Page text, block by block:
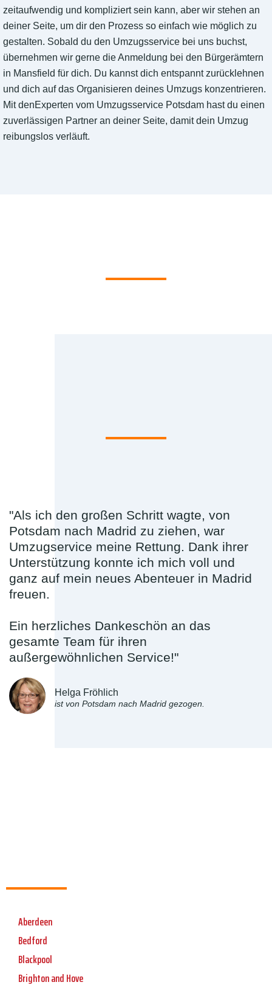
zeitaufwendig und kompliziert sein kann, aber wir stehen an
deiner Seite, um dir den Prozess so einfach wie möglich zu
gestalten. Sobald du den Umzugsservice bei uns buchst,
übernehmen wir gerne die Anmeldung bei den Bürgerämtern
in Mansfield für dich. Du kannst dich entspannt zurücklehnen
und dich auf das Organisieren deines Umzugs konzentrieren.
Mit denExperten vom Umzugsservice Potsdam hast du einen
zuverlässigen Partner an deiner Seite, damit dein Umzug
reibungslos verläuft.
"Als ich den großen Schritt wagte, von
Potsdam nach Madrid zu ziehen, war
Umzugservice meine Rettung. Dank ihrer
Unterstützung konnte ich mich voll und
ganz auf mein neues Abenteuer in Madrid
freuen.
Ein herzliches Dankeschön an das
gesamte Team für ihren
außergewöhnlichen Service!"
Helga Fröhlich
ist von Potsdam nach Madrid gezogen.
Aberdeen
Bedford
Blackpool
Brighton and Hove